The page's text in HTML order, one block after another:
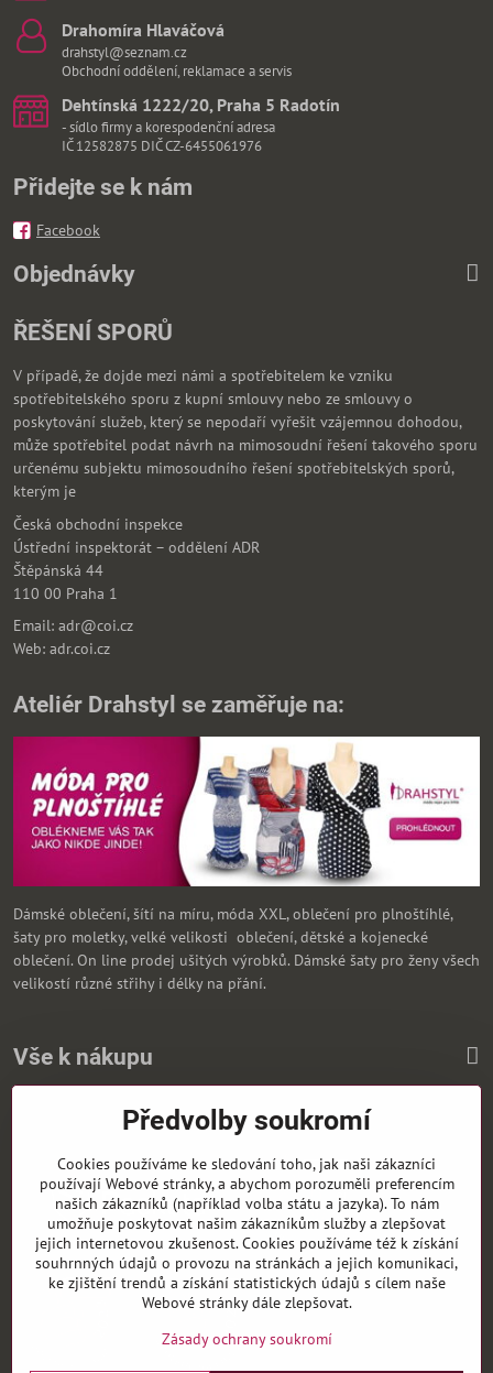
Drahomíra Hlaváčová
drahstyl@seznam.cz
Obchodní oddělení, reklamace a servis
Dehtínská 1222/20, Praha 5 Radotín
- sídlo firmy a korespodenční adresa
IČ 12582875 DIČ CZ-6455061976
Přidejte se k nám
Facebook
Objednávky
ŘEŠENÍ SPORŮ
V případě, že dojde mezi námi a spotřebitelem ke vzniku
spotřebitelského sporu z kupní smlouvy nebo ze smlouvy o
poskytování služeb, který se nepodaří vyřešit vzájemnou dohodou,
může spotřebitel podat návrh na mimosoudní řešení takového sporu
určenému subjektu mimosoudního řešení spotřebitelských sporů,
kterým je
Česká obchodní inspekce
Ústřední inspektorát – oddělení ADR
Štěpánská 44
110 00 Praha 1
Email: adr@coi.cz
Web: adr.coi.cz
Ateliér Drahstyl se zaměřuje na:
Dámské oblečení, šítí na míru, móda XXL, oblečení pro plnoštíhlé,
šaty pro moletky, velké velikosti oblečení, dětské a kojenecké
oblečení. On line prodej ušitých výrobků. Dámské šaty pro ženy všech
velikostí různé střihy i délky na přání.
Vše k nákupu
Zasíláme i na SlovenskoPředvolby soukromí
Cookies používáme ke sledování toho, jak naši zákazníci
používají Webové stránky, a abychom porozuměli preferencím
našich zákazníků (například volba státu a jazyka). To nám
umožňuje poskytovat našim zákazníkům služby a zlepšovat
jejich internetovou zkušenost. Cookies používáme též k získání
souhrnných údajů o provozu na stránkách a jejich komunikaci,
ke zjištění trendů a získání statistických údajů s cílem naše
Webové stránky dále zlepšovat.
Zásady ochrany soukromí